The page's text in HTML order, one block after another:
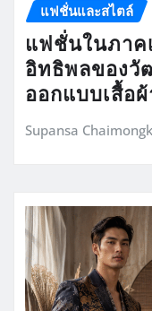
แฟชั่นและสไตล์
แฟชั่นในภาค
อิทธิพลของวั
ออกแบบเสื้อผ้
Supansa